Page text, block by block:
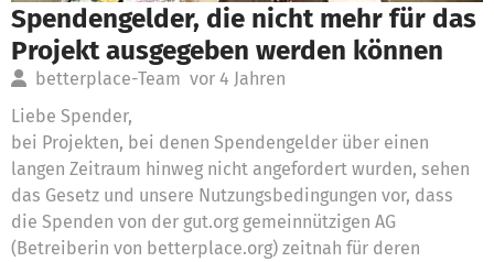
Spendengelder, die nicht mehr für das
Projekt ausgegeben werden können
betterplace-Team vor 4 Jahren
Liebe Spender,
bei Projekten, bei denen Spendengelder über einen
langen Zeitraum hinweg nicht angefordert wurden, sehen
das Gesetz und unsere Nutzungsbedingungen vor, dass
die Spenden von der gut.org gemeinnützigen AG
(Betreiberin von betterplace.org) zeitnah für deren